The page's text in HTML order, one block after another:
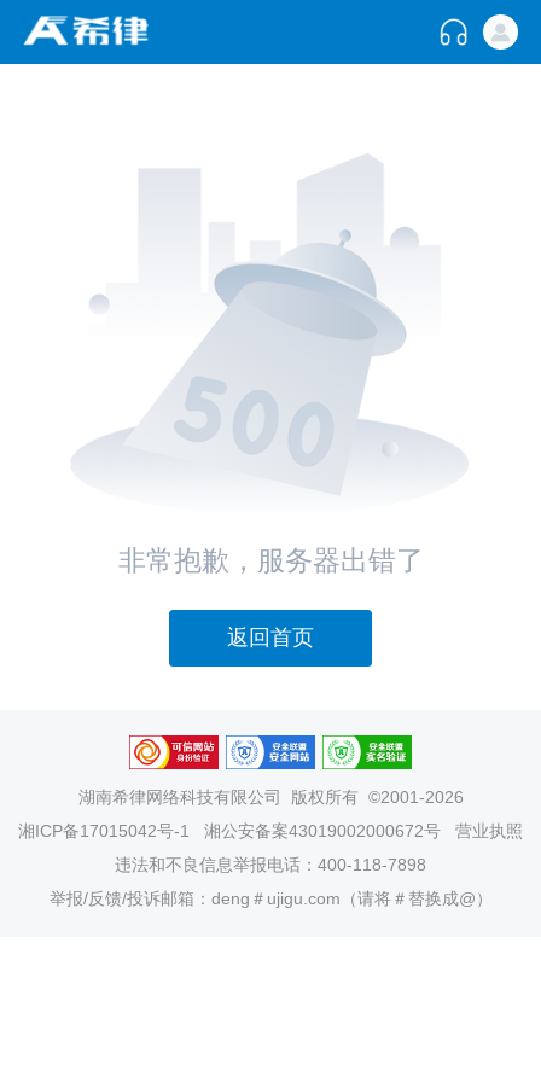
非常抱歉，服务器出错了
返回首页
湖南希律网络科技有限公司
版权所有 ©2001-2026
湘ICP备17015042号-1
湘公安备案43019002000672号
营业执照
违法和不良信息举报电话：400-118-7898
举报/反馈/投诉邮箱：deng＃ujigu.com（请将＃替换成@）